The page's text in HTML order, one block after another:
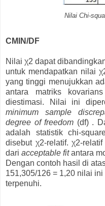
Nilai Chi-
CMIN/DF
Nilai χ2 dapat
untuk mendapatkan nilai
yang tinggi menujukkan
antara matriks
diestimasi. Nilai ini
minimum sample
degree of freedom (df) .
adalah statistik chi-
disebut χ2-relatif. χ2-
dari acceptable fitantara
Dengan contoh hasil di
151,305/126 = 1,20 nilai
terpenuhi.